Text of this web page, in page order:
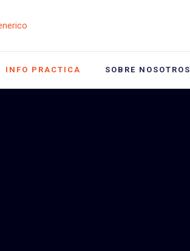
INFO PRACTICA SOBRE NOSOTROS